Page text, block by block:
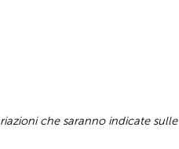
che saranno indicate